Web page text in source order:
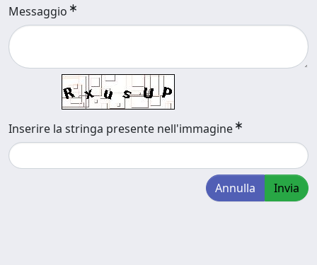
Messaggio
Inserire la stringa presente nell'immagine
Annulla Invia